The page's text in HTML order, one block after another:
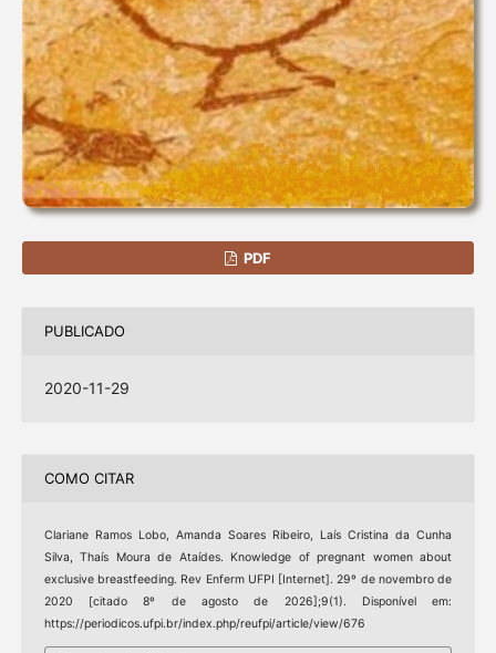
PDF
PUBLICADO
2020-11-29
COMO CITAR
Clariane Ramos Lobo, Amanda Soares Ribeiro, Laís Cristina da Cunha
Silva, Thaís Moura de Ataídes. Knowledge of pregnant women about
exclusive breastfeeding. Rev Enferm UFPI [Internet]. 29º de novembro de
2020 [citado 8º de agosto de 2026];9(1). Disponível em:
https://periodicos.ufpi.br/index.php/reufpi/article/view/676